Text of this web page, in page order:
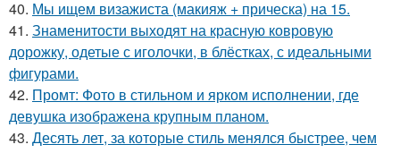
40. Мы ищем визажиста (макияж + прическа) на 15.
41. Знаменитости выходят на красную ковровую
дорожку, одетые с иголочки, в блёстках, с идеальными
фигурами.
42. Промт: Фото в стильном и ярком исполнении, где
девушка изображена крупным планом.
43. Десять лет, за которые стиль менялся быстрее, чем